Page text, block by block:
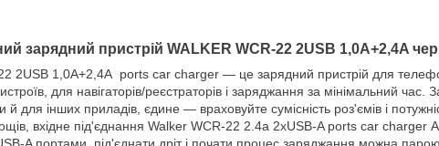
зарядний пристрій WALKER WCR-22 2USB 1,0А+2,4A
2USB 1,0А+2,4A ports car charger — це зарядний пристрій для
для навігаторів/реєстраторів і заряджання за мінімальний
й для інших приладів, єдине — враховуйте сумісність роз'ємів і
вхідне під'єднання Walker WCR-22 2.4a 2xUSB-A ports car charger